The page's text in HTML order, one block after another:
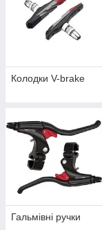
Колодки V-brake
Гальмівні ручки